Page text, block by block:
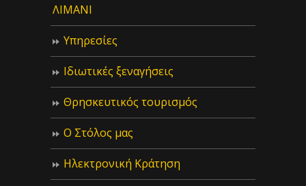
ΛΙΜΑΝΙ
Υπηρεσίες
Ιδιωτικές ξεναγήσεις
Θρησκευτικός τουρισμός
Ο Στόλος μας
Ηλεκτρονική Κράτηση